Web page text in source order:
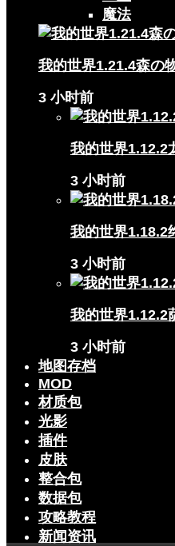
魔法
我的世界1.21.4森の
3 小时前
我的世界1.12.2
3 小时前
我的世界1.18.2
3 小时前
我的世界1.12.2
3 小时前
地图存档
MOD
材质包
光影
插件
皮肤
整合包
数据包
攻略教程
新闻资讯